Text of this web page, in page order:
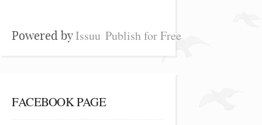
Powered byIssuu Publish for Free
FACEBOOK PAGE